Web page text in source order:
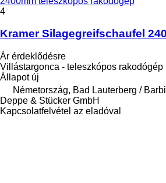
4
Kramer Silagegreifschaufel
Ár érdeklődésre
Villástargonca - teleszkópos rakodógép
Állapotúj
Németország, Bad Lauterberg /
Deppe & Stücker GmbH
Kapcsolatfelvétel az eladóval